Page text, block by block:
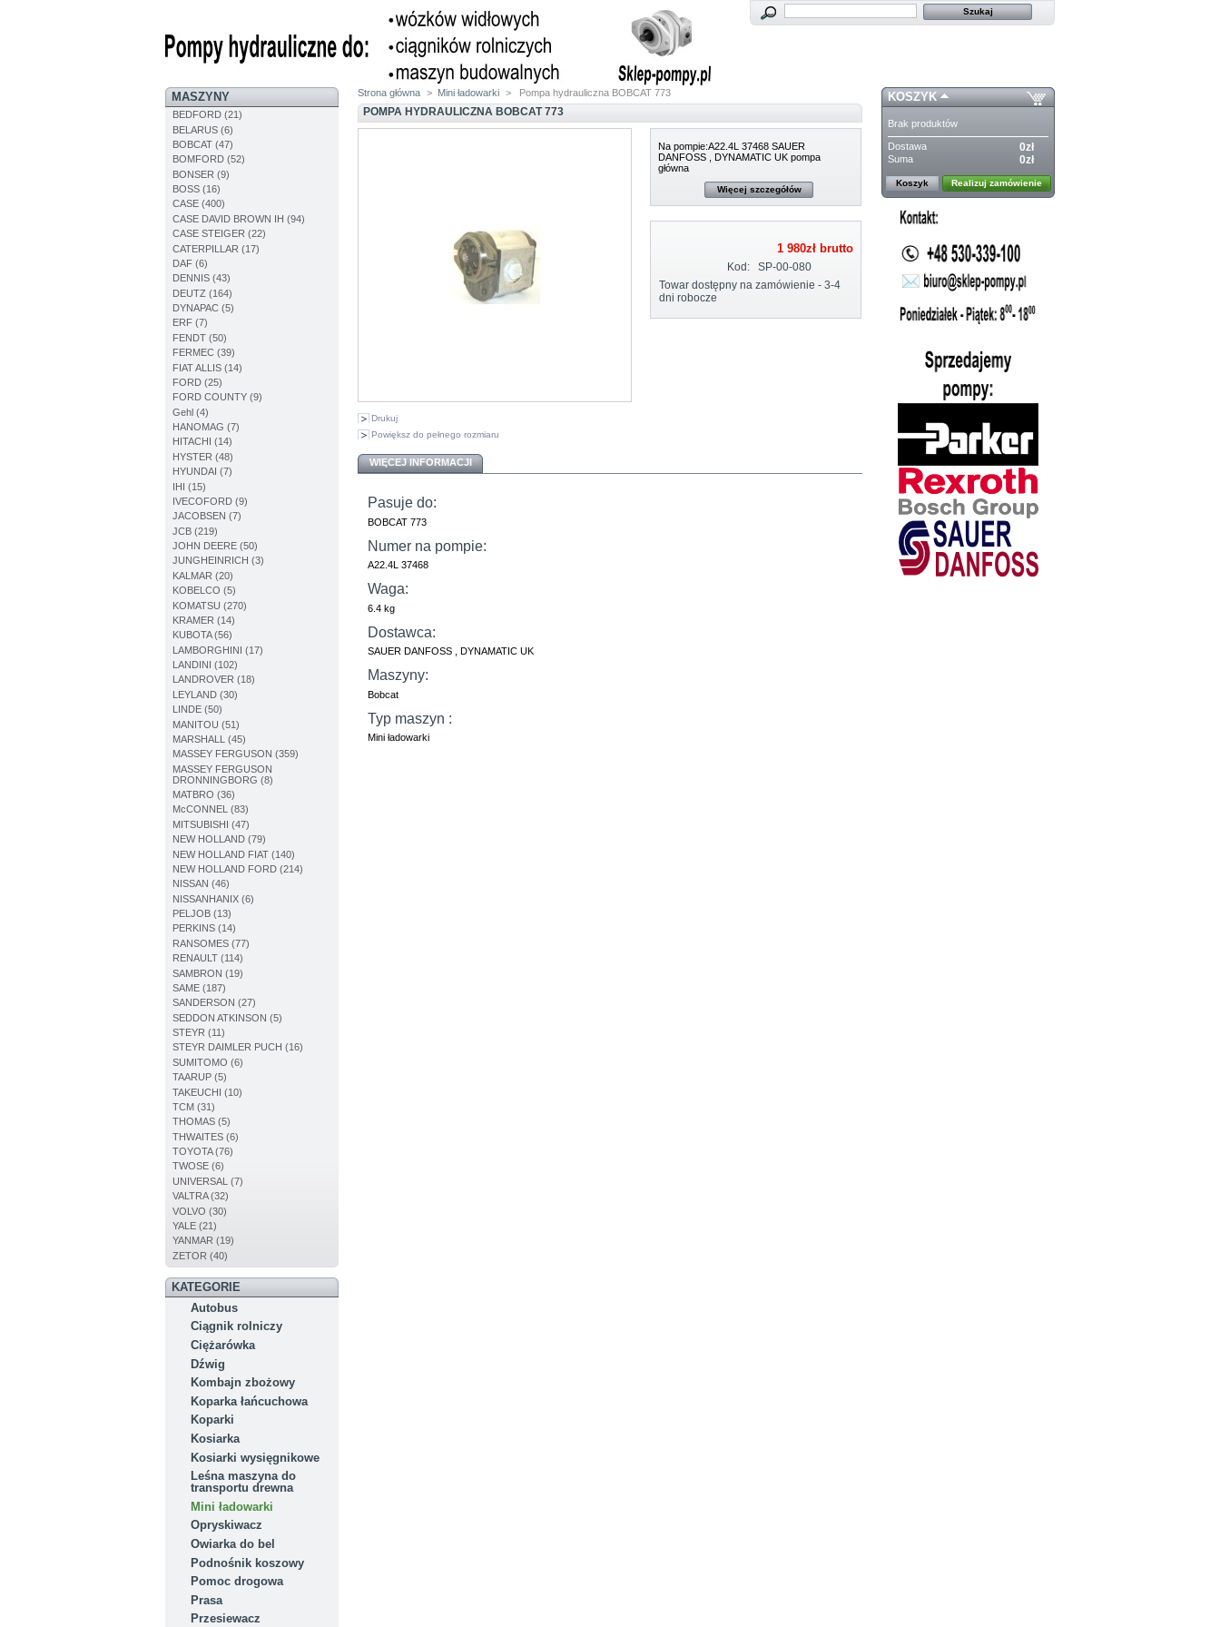
MASZYNY
BEDFORD (21)
BELARUS (6)
BOBCAT (47)
BOMFORD (52)
BONSER (9)
BOSS (16)
CASE (400)
CASE DAVID BROWN IH (94)
CASE STEIGER (22)
CATERPILLAR (17)
DAF (6)
DENNIS (43)
DEUTZ (164)
DYNAPAC (5)
ERF (7)
FENDT (50)
FERMEC (39)
FIAT ALLIS (14)
FORD (25)
FORD COUNTY (9)
Gehl (4)
HANOMAG (7)
HITACHI (14)
HYSTER (48)
HYUNDAI (7)
IHI (15)
IVECOFORD (9)
JACOBSEN (7)
JCB (219)
JOHN DEERE (50)
JUNGHEINRICH (3)
KALMAR (20)
KOBELCO (5)
KOMATSU (270)
KRAMER (14)
KUBOTA (56)
LAMBORGHINI (17)
LANDINI (102)
LANDROVER (18)
LEYLAND (30)
LINDE (50)
MANITOU (51)
MARSHALL (45)
MASSEY FERGUSON (359)
MASSEY FERGUSON
DRONNINGBORG (8)
MATBRO (36)
McCONNEL (83)
MITSUBISHI (47)
NEW HOLLAND (79)
NEW HOLLAND FIAT (140)
NEW HOLLAND FORD (214)
NISSAN (46)
NISSANHANIX (6)
PELJOB (13)
PERKINS (14)
RANSOMES (77)
RENAULT (114)
SAMBRON (19)
SAME (187)
SANDERSON (27)
SEDDON ATKINSON (5)
STEYR (11)
STEYR DAIMLER PUCH (16)
SUMITOMO (6)
TAARUP (5)
TAKEUCHI (10)
TCM (31)
THOMAS (5)
THWAITES (6)
TOYOTA (76)
TWOSE (6)
UNIVERSAL (7)
VALTRA (32)
VOLVO (30)
YALE (21)
YANMAR (19)
ZETOR (40)
KATEGORIE
Autobus
Ciągnik rolniczy
Ciężarówka
Dźwig
Kombajn zbożowy
Koparka łańcuchowa
Koparki
Kosiarka
Kosiarki wysięgnikowe
Leśna maszyna do
transportu drewna
Mini ładowarki
Opryskiwacz
Owiarka do bel
Podnośnik koszowy
Pomoc drogowa
Prasa
Przesiewacz
Strona główna > Mini ładowarki > Pompa hydrauliczna BOBCAT 773
POMPA HYDRAULICZNA BOBCAT 773
Drukuj
Powiększ do pełnego rozmiaru
Na pompie:A22.4L 37468 SAUER
DANFOSS , DYNAMATIC UK pompa
główna
Więcej szczegółów
1 980złbrutto
Kod:
SP-00-080
Towar dostępny na zamówienie - 3-4
dni robocze
WIĘCEJ INFORMACJI
Pasuje do:
BOBCAT 773
Numer na pompie:
A22.4L 37468
Waga:
6.4 kg
Dostawca:
SAUER DANFOSS , DYNAMATIC UK
Maszyny:
Bobcat
Typ maszyn :
Mini ładowarki
KOSZYK
Brak produktów
Dostawa 0zł
Suma 0zł
Koszyk Realizuj zamówienie